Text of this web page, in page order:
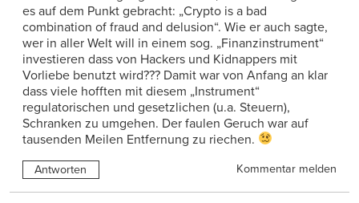
es auf dem Punkt gebracht: „Crypto is a bad
combination of fraud and delusion“. Wie er auch sagte,
wer in aller Welt will in einem sog. „Finanzinstrument“
investieren dass von Hackers und Kidnappers mit
Vorliebe benutzt wird??? Damit war von Anfang an klar
dass viele hofften mit diesem „Instrument“
regulatorischen und gesetzlichen (u.a. Steuern),
Schranken zu umgehen. Der faulen Geruch war auf
tausenden Meilen Entfernung zu riechen.
Antworten Kommentar melden